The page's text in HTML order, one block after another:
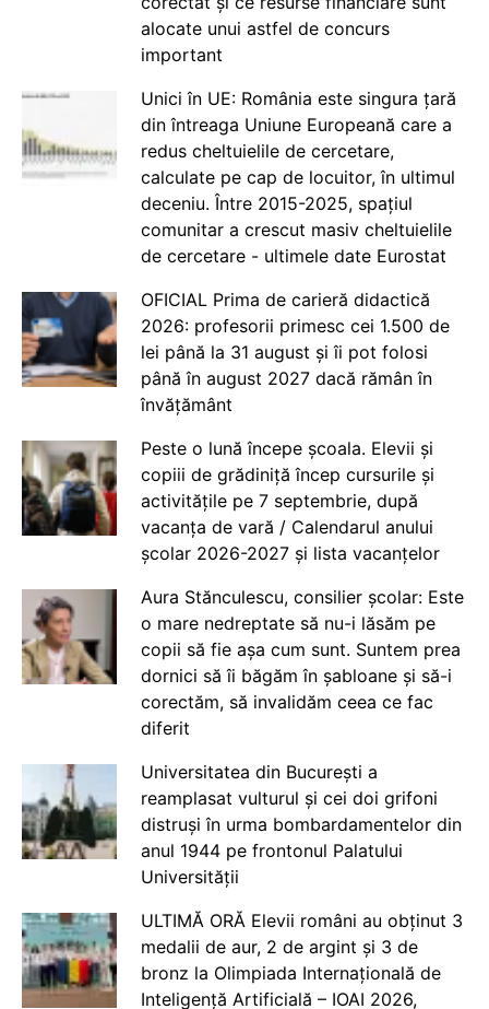
alocate unui astfel de concurs
important
Unici în UE: România este singura țară
din întreaga Uniune Europeană care a
redus cheltuielile de cercetare,
calculate pe cap de locuitor, în ultimul
deceniu. Între 2015-2025, spațiul
comunitar a crescut masiv cheltuielile
de cercetare - ultimele date Eurostat
OFICIAL Prima de carieră didactică
2026: profesorii primesc cei 1.500 de
lei până la 31 august și îi pot folosi
până în august 2027 dacă rămân în
învățământ
Peste o lună începe școala. Elevii și
copiii de grădiniță încep cursurile și
activitățile pe 7 septembrie, după
vacanța de vară / Calendarul anului
școlar 2026-2027 și lista vacanțelor
Aura Stănculescu, consilier școlar: Este
o mare nedreptate să nu-i lăsăm pe
copii să fie așa cum sunt. Suntem prea
dornici să îi băgăm în șabloane și să-i
corectăm, să invalidăm ceea ce fac
diferit
Universitatea din București a
reamplasat vulturul și cei doi grifoni
distruși în urma bombardamentelor din
anul 1944 pe frontonul Palatului
Universității
ULTIMĂ ORĂ Elevii români au obținut 3
medalii de aur, 2 de argint și 3 de
bronz la Olimpiada Internațională de
Inteligență Artificială – IOAI 2026,